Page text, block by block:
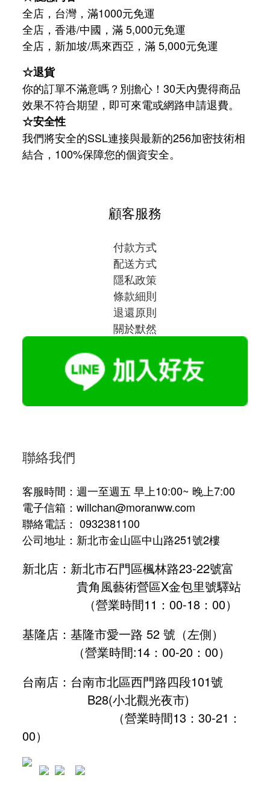
全店，台灣，滿1000元免運
全店，香港/中國，滿 5,000元免運
全店，新加坡/馬來西亞，滿 5,000元免運
☆退貨
你的訂單不滿意嗎？別擔心！30天內覺得商品
效果不符合期望，即可來電或網路申請退費。
☆安全性
我們將安全的SSL連接與最新的256加密技術相
結合，100%保障您的個資安全。
顧客服務
付款方式
配送方式
隱私政策
條款細則
退還原則
關於默然
聯絡我們
客服時間：週一至週五 早上10:00~ 晚上7:00
電子信箱：willchan@moranww.com
聯絡電話： 0932381100
公司地址：新北市金山區中山路251號2樓
新北店：新北市石門區楓林路23-22號富
貴角風藝術營區X金包里號驛站
（營業時間11：00-18：00）
基隆店：基隆市愛一路 52 號（左側）
（營業時間:14：00-20：00）
台南店：台南市北區西門路四段101號
B28(小北觀光夜市)
（營業時間13：30-21：
00）